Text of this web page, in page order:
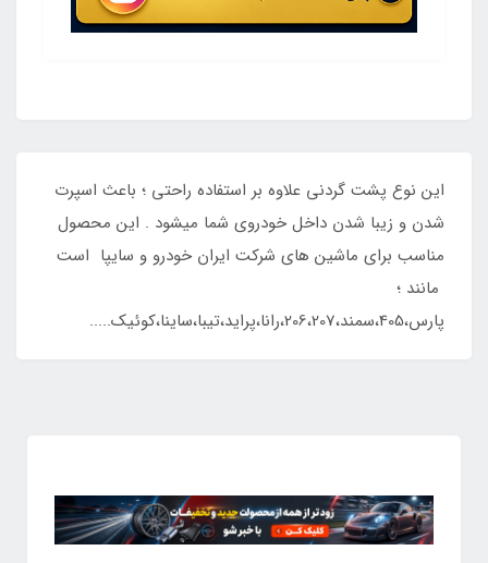
این نوع پشت گردنی علاوه بر استفاده راحتی ؛ باعث اسپرت
شدن و زیبا شدن داخل خودروی شما میشود . این محصول
مناسب برای ماشین های شرکت ایران خودرو و سایپا است
مانند ؛
پارس،405،سمند،206،207،رانا،پراید،تیبا،ساینا،کوئیک.....